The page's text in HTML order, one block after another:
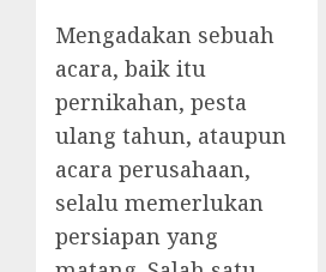
Mengadakan sebuah
acara, baik itu
pernikahan, pesta
ulang tahun, ataupun
acara perusahaan,
selalu memerlukan
persiapan yang